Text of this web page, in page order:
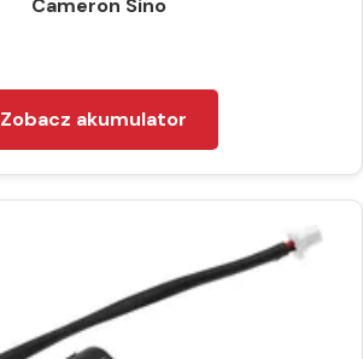
Cameron Sino
Zobacz akumulator